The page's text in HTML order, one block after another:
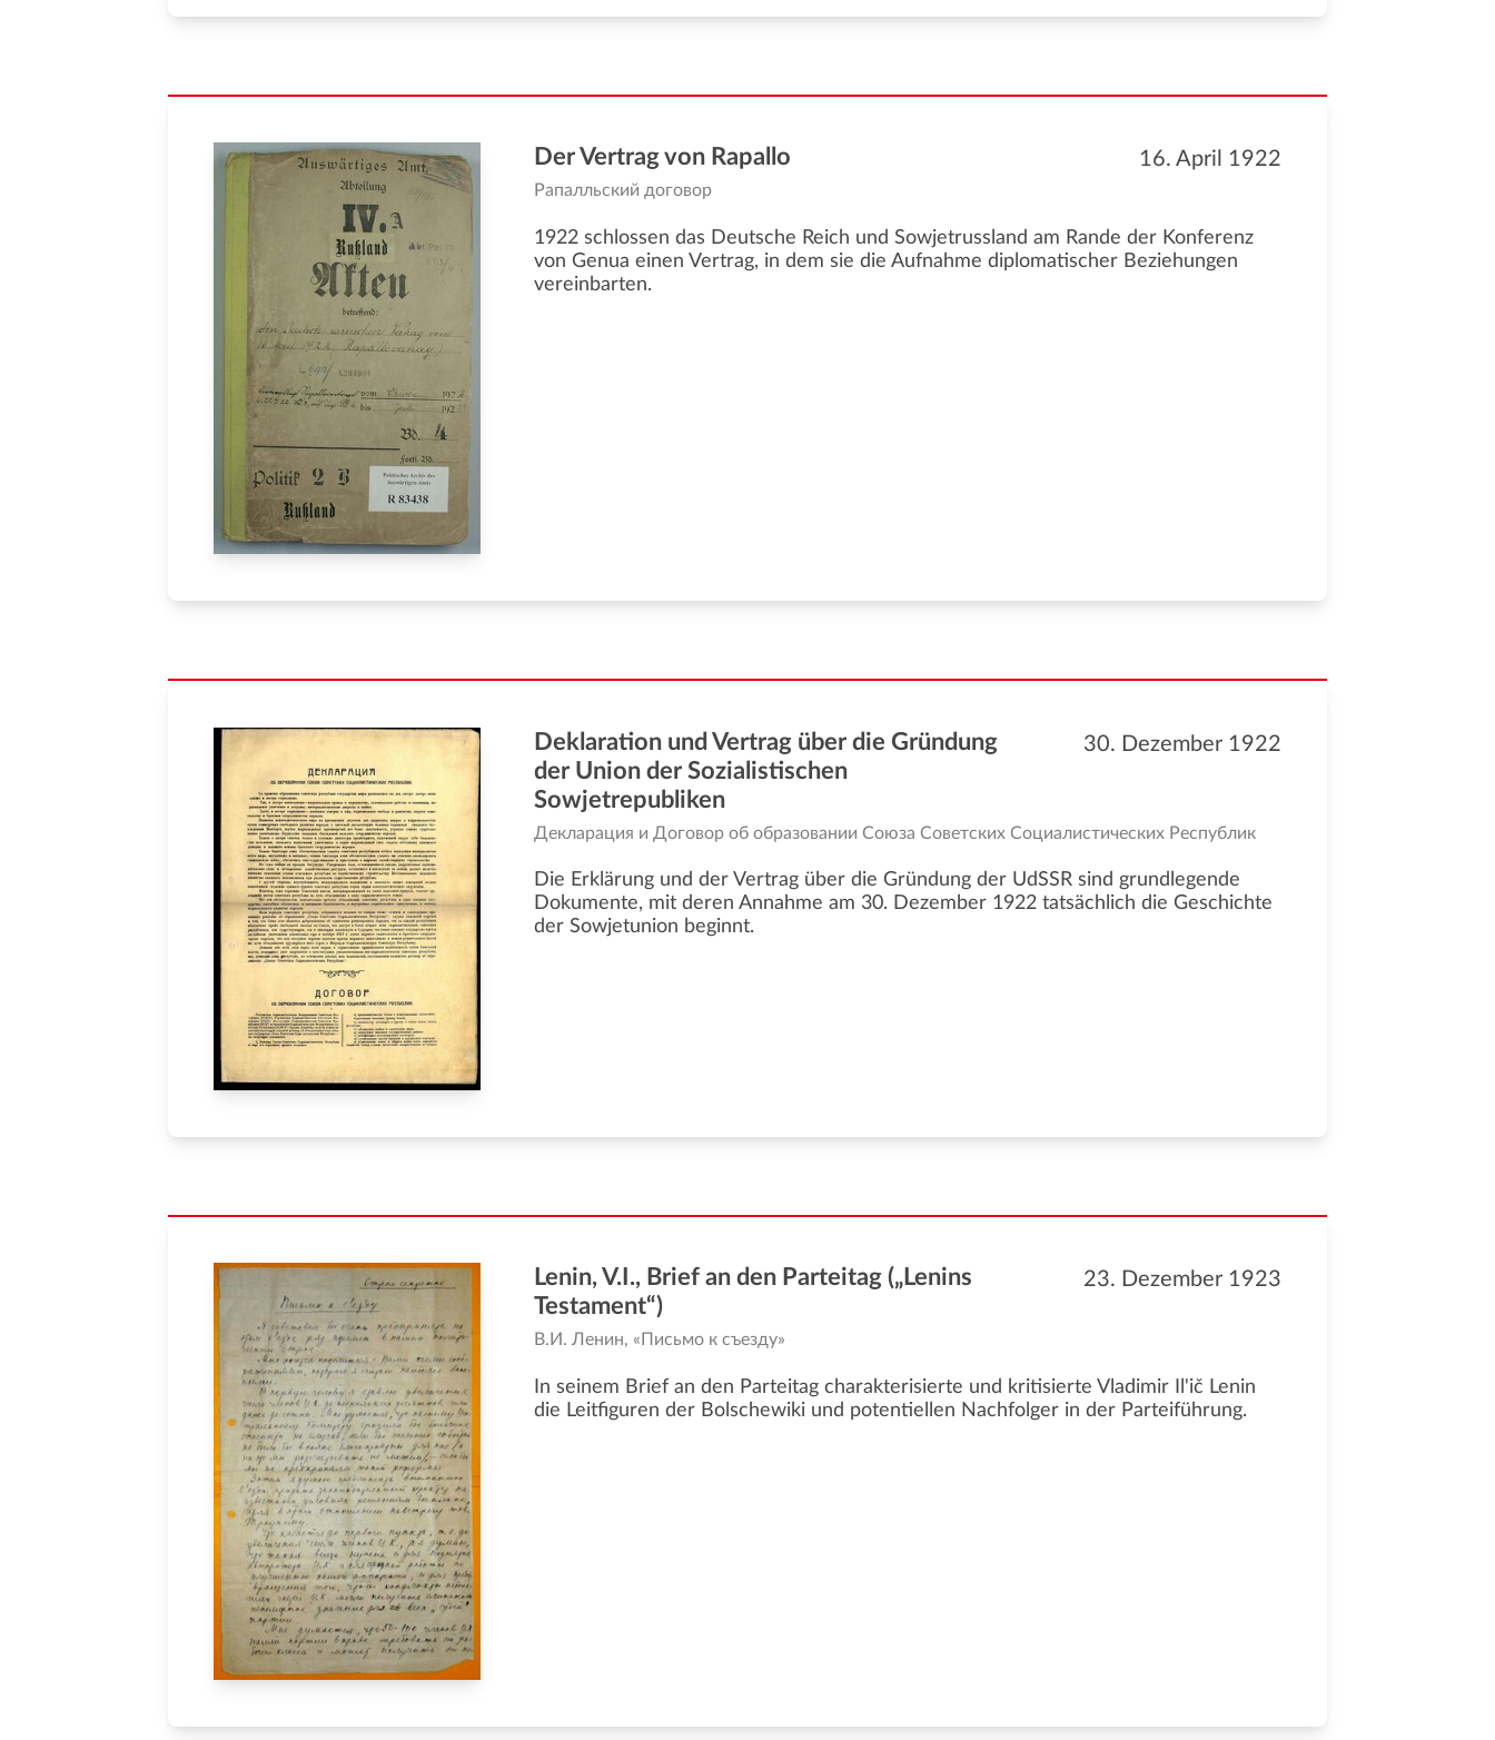
16. April 1922
Der Vertrag von Rapallo
Рапалльский договор
1922 schlossen das Deutsche Reich und Sowjetrussland am Rande der Konferenz
von Genua einen Vertrag, in dem sie die Aufnahme diplomatischer Beziehungen
vereinbarten.
30. Dezember 1922
Deklaration und Vertrag über die Gründung
der Union der Sozialistischen
Sowjetrepubliken
Декларация и Договор об образовании Союза Советских Социалистических Республик
Die Erklärung und der Vertrag über die Gründung der UdSSR sind grundlegende
Dokumente, mit deren Annahme am 30. Dezember 1922 tatsächlich die Geschichte
der Sowjetunion beginnt.
23. Dezember 1923
Lenin, V.I., Brief an den Parteitag („Lenins
Testament“)
В.И. Ленин, «Письмо к съезду»
In seinem Brief an den Parteitag charakterisierte und kritisierte Vladimir Il'ič Lenin
die Leitfiguren der Bolschewiki und potentiellen Nachfolger in der Parteiführung.